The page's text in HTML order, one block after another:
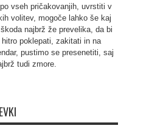
vseh pričakovanjih, uvrstiti v
volitev, mogoče lahko še kaj
najbrž že prevelika, da bi
poklepati, zakitati in na
pustimo se presenetiti, saj
tudi zmore.